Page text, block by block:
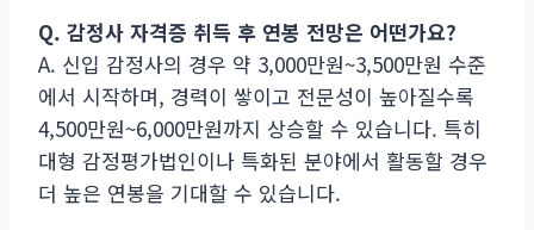
Q. 감정사 자격증 취득 후 연봉 전망은 어떤가요?
A. 신입 감정사의 경우 약 3,000만원~3,500만원 수준
에서 시작하며, 경력이 쌓이고 전문성이 높아질수록
4,500만원~6,000만원까지 상승할 수 있습니다. 특히
대형 감정평가법인이나 특화된 분야에서 활동할 경우
더 높은 연봉을 기대할 수 있습니다.